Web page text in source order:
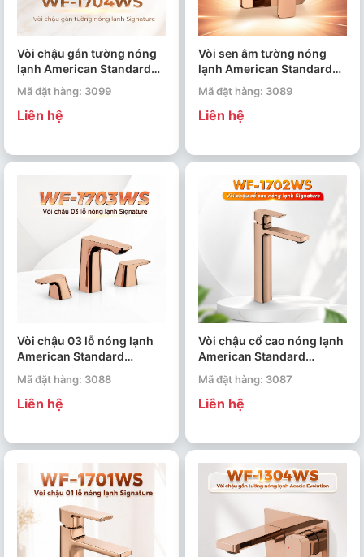
Vòi chậu gắn tường nóng
lạnh American Standard
Signature WF-1704WS
Mã đặt hàng: 3099
Liên hệ
Vòi sen âm tường nóng
lạnh American Standard
Acacia Evolution WF-
1322WS
Mã đặt hàng: 3089
Liên hệ
Vòi chậu 03 lỗ nóng lạnh
American Standard
Mã đặt hàng: 3088
Liên hệ
Vòi chậu cổ cao nóng lạnh
American Standard
Mã đặt hàng: 3087
Liên hệ